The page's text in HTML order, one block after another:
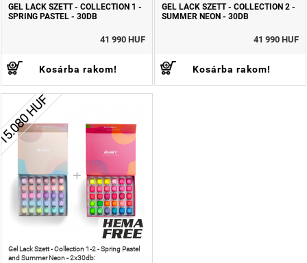
kaptak helyet.
GEL LACK SZETT - COLLECTION 1 -
SPRING PASTEL - 30DB
41 990 HUF
Kosárba rakom!
GEL LACK SZETT - COLLECTION 2 -
SUMMER NEON - 30DB
41 990 HUF
Kosárba rakom!
HUF
Gel Lack Szett - Collection 1-2 - Spring Pastel
and Summer Neon - 2x30db: